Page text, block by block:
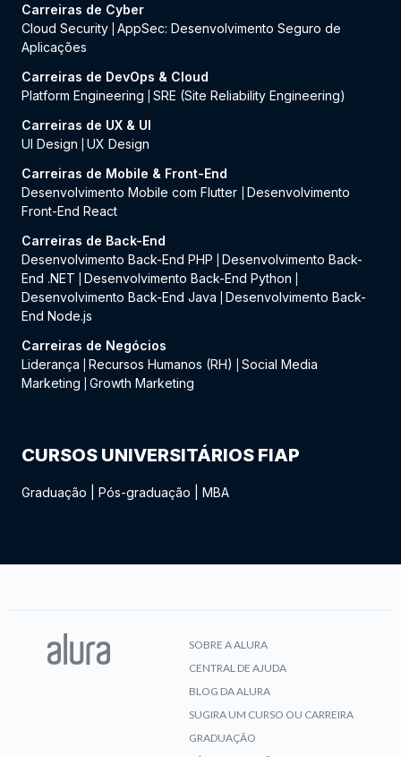
Carreiras de Cyber
Cloud Security AppSec: Desenvolvimento Seguro de
Aplicações
Carreiras de DevOps & Cloud
Platform Engineering
SRE (Site Reliability Engineering)
Carreiras de UX & UI
UI Design
UX Design
Carreiras de Mobile & Front-End
Desenvolvimento Mobile com Flutter
Desenvolvimento
Front-End React
Carreiras de Back-End
Desenvolvimento Back-End PHP
Desenvolvimento Back-
End .NET
Desenvolvimento Back-End Python
Desenvolvimento Back-End Java
Desenvolvimento Back-
End Node.js
Carreiras de Negócios
Liderança
Recursos Humanos (RH)
Social Media
Marketing
Growth Marketing
CURSOS UNIVERSITÁRIOS FIAP
Graduação Pós-graduação MBA
SOBRE A ALURA
CENTRAL DE AJUDA
BLOG DA ALURA
SUGIRA UM CURSO OU CARREIRA
GRADUAÇÃO